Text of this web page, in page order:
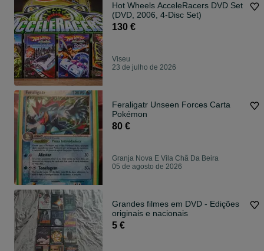
Hot Wheels AcceleRacers DVD Set
(DVD, 2006, 4-Disc Set)
130 €
Viseu
23 de julho de 2026
Feraligatr Unseen Forces Carta
Pokémon
80 €
Granja Nova E Vila Chã Da Beira
05 de agosto de 2026
Grandes filmes em DVD - Edições
originais e nacionais
5 €